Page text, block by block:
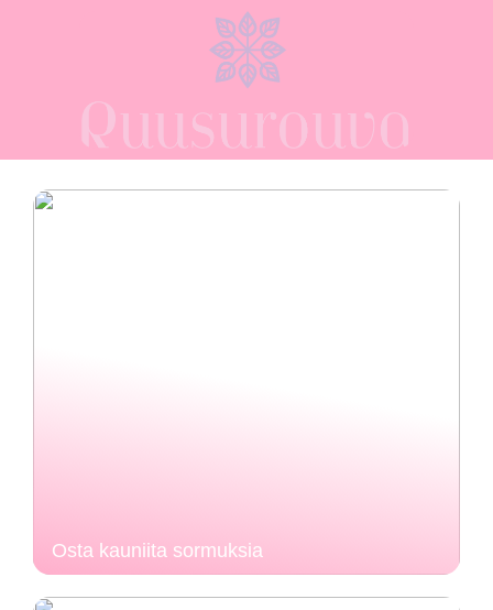
Osta kauniita sormuksia